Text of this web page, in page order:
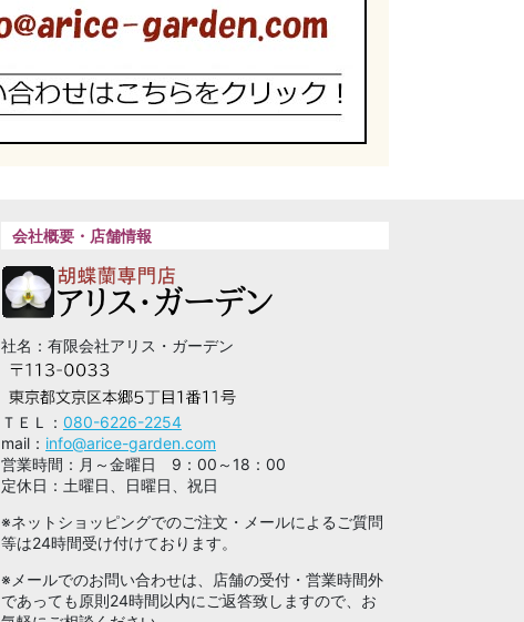
会社概要・店舗情報
社名：有限会社アリス・ガーデン
ＴＥＬ： 080-6226-2254
mail： info@arice-garden.com
営業時間：月～金曜日 9：00～18：00
定休日：土曜日、日曜日、祝日
※ネットショッピングでのご注文・メールによるご質問
等は24時間受け付けております。
※メールでのお問い合わせは、店舗の受付・営業時間外
であっても原則24時間以内にご返答致しますので、お